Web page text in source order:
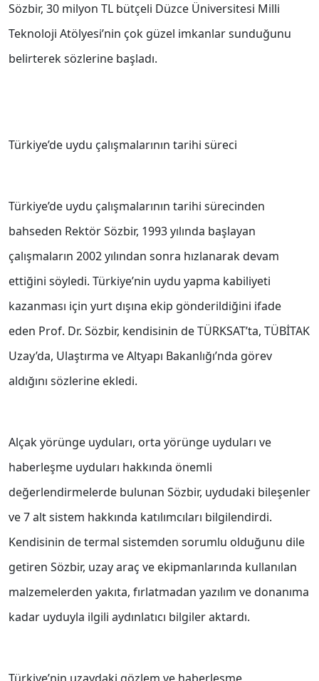
Sözbir, 30 milyon TL bütçeli Düzce Üniversitesi Milli
Teknoloji Atölyesi’nin çok güzel imkanlar sunduğunu
belirterek sözlerine başladı.
Türkiye’de uydu çalışmalarının tarihi süreci
Türkiye’de uydu çalışmalarının tarihi sürecinden
bahseden Rektör Sözbir, 1993 yılında başlayan
çalışmaların 2002 yılından sonra hızlanarak devam
ettiğini söyledi. Türkiye’nin uydu yapma kabiliyeti
kazanması için yurt dışına ekip gönderildiğini ifade
eden Prof. Dr. Sözbir, kendisinin de TÜRKSAT’ta, TÜBİTAK
Uzay’da, Ulaştırma ve Altyapı Bakanlığı’nda görev
aldığını sözlerine ekledi.
Alçak yörünge uyduları, orta yörünge uyduları ve
haberleşme uyduları hakkında önemli
değerlendirmelerde bulunan Sözbir, uydudaki bileşenler
ve 7 alt sistem hakkında katılımcıları bilgilendirdi.
Kendisinin de termal sistemden sorumlu olduğunu dile
getiren Sözbir, uzay araç ve ekipmanlarında kullanılan
malzemelerden yakıta, fırlatmadan yazılım ve donanıma
kadar uyduyla ilgili aydınlatıcı bilgiler aktardı.